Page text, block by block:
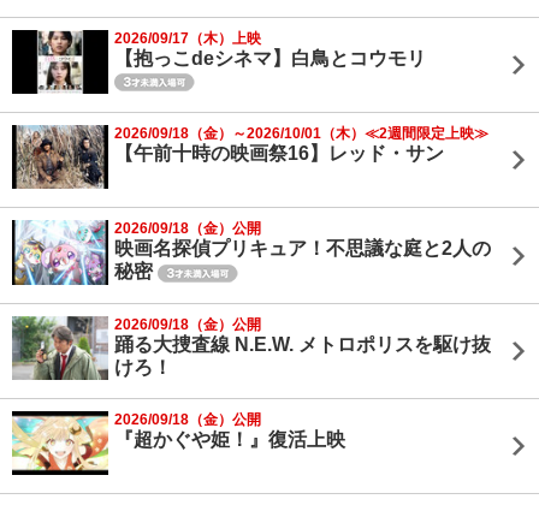
2026/09/17（木）上映
【抱っこdeシネマ】白鳥とコウモリ
2026/09/18（金）～2026/10/01（木）≪2週間限定上映≫
【午前十時の映画祭16】レッド・サン
2026/09/18（金）公開
映画名探偵プリキュア！不思議な庭と2人の
秘密
2026/09/18（金）公開
踊る大捜査線 N.E.W. メトロポリスを駆け抜
けろ！
2026/09/18（金）公開
『超かぐや姫！』復活上映